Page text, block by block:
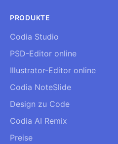
PRODUKTE
Codia Studio
PSD-Editor online
Illustrator-Editor online
Codia NoteSlide
Design zu Code
Codia AI Remix
Preise